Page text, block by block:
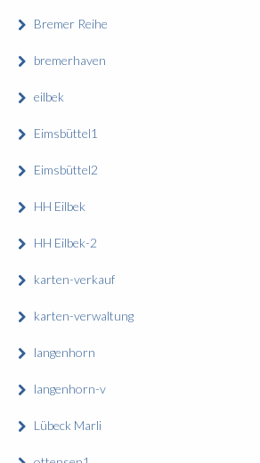
Bremer Reihe
bremerhaven
eilbek
Eimsbüttel1
Eimsbüttel2
HH Eilbek
HH Eilbek-2
karten-verkauf
karten-verwaltung
langenhorn
langenhorn-v
Lübeck Marli